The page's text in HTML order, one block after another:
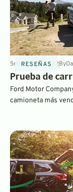
RESEÑAS
5minOct 21, 2022By
Prueba de
Ford Motor
camioneta más